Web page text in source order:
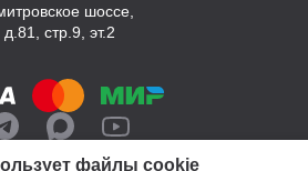
файлы cookie
шоссе,
д.81, стр.9, эт.2